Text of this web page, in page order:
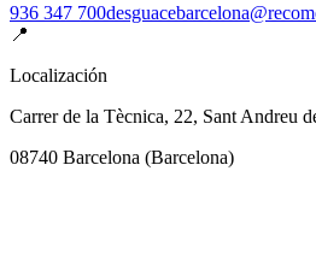
936 347 700
📍
Localización
Carrer de la Tècnica, 22, Sant Andreu
08740 Barcelona (Barcelona)